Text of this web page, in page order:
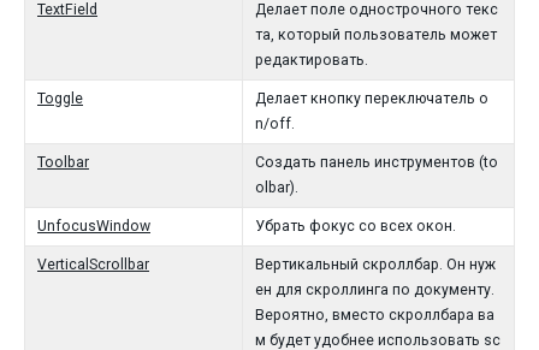
TextField
Делает поле однострочного текс
та, который пользователь может
редактировать.
Toggle
Делает кнопку переключатель o
n/off.
Toolbar
Создать панель инструментов (to
olbar).
UnfocusWindow Убрать фокус со всех окон.
VerticalScrollbar
Вертикальный скроллбар. Он нуж
ен для скроллинга по документу.
Вероятно, вместо скроллбара ва
м будет удобнее использовать sc